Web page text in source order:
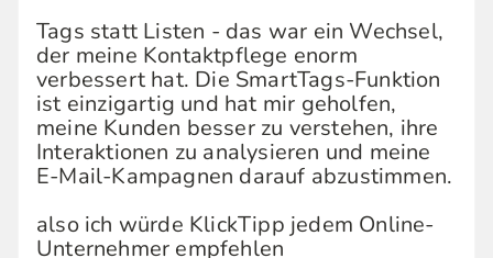
Tags statt Listen - das war ein Wechsel,
der meine Kontaktpflege enorm
verbessert hat. Die SmartTags-Funktion
ist einzigartig und hat mir geholfen,
meine Kunden besser zu verstehen, ihre
Interaktionen zu analysieren und meine
E-Mail-Kampagnen darauf abzustimmen.
also ich würde KlickTipp jedem Online-
Unternehmer empfehlen